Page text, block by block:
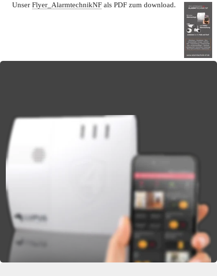
Unser Flyer_AlarmtechnikNF als PDF zum download.
Smarthome Alarmsysteme
von LUPUS-Electronics
Moderne innovative Systeme für Gebäudesicherheit,
Videoüberwachung und Smarthome-Steuerung.